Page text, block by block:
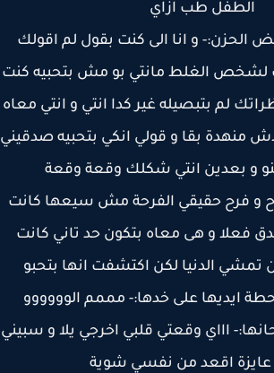
الطفل طب ازاي
و انا الى كنت بقول لم اقولك
الغلط مانتي بو مش بتحبيه كنت
لم بتبصيله غير كدا انتي و انتي معاه
منهدة بقا و قولي انكي بتحبيه صدقيني
و بعدين انتي شكلك وقعة وقعة
و فرح حقيقي الفرحة مش سيعها كانت
فعلا و هى معاه بتكون حد تاني كانت
الدنيا لكن اكتشفت انها بتحبو
ايديها على خدها:- مممم الوووووو
اااي وقعتي قلبي اخرجي يلا و سبيني
اقعد من نفسي شوية